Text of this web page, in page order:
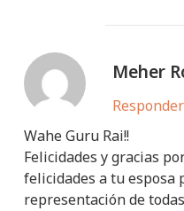
Meher
Responder
Wahe Guru Rai!!
Felicidades y gracias
felicidades a tu esposa
representación de